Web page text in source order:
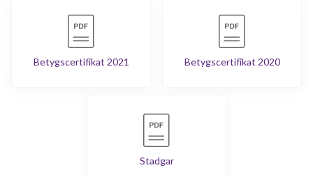
Betygscertifikat 2021 Betygscertifikat 2020
Stadgar